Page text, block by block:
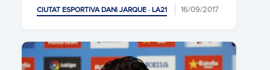
CIUTAT ESPORTIVA DANI JARQUE · LA21 16/09/2017